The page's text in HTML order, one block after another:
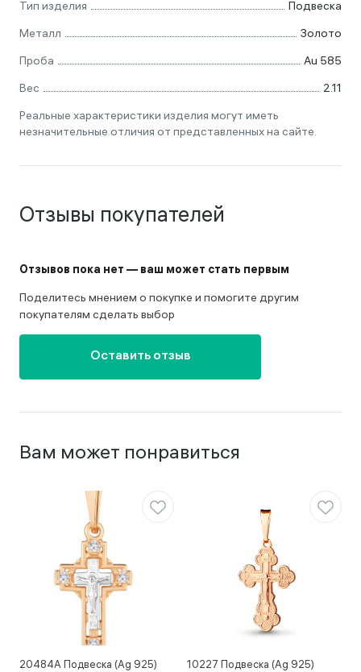
Тип изделия
Подвеска
Металл
Золото
Проба
Au 585
Вес
2.11
Реальные характеристики изделия могут иметь
незначительные отличия от представленных на сайте.
Отзывы покупателей
Отзывов пока нет — ваш может стать первым
Поделитесь мнением о покупке и помогите другим
покупателям сделать выбор
Оставить отзыв
Вам может понравиться
20484А Подвеска (Ag 925) 10227 Подвеска (Ag 925)